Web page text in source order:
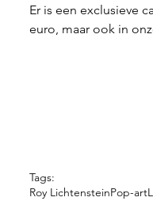
Er is een exclusieve
euro, maar ook in
Tags:
Roy LichtensteinPop-art